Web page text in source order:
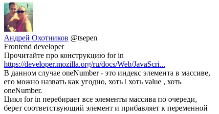
Андрей Охотников @tsepen
Frontend developer
Прочитайте про конструкцию for in
https://developer.mozilla.org/ru/docs/Web/JavaScri...
В данном случае oneNumber - это индекс элемента в массиве,
его можно назвать как угодно, хоть i хоть value , хоть
oneNumber.
Цикл for in перебирает все элементы массива по очереди,
берет соответствующий элемент и прибавляет к переменной